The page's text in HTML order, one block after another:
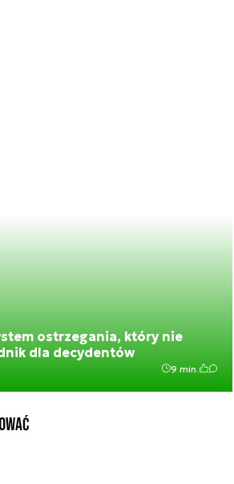
ostrzegania, który nie
dla decydentów
9 min.